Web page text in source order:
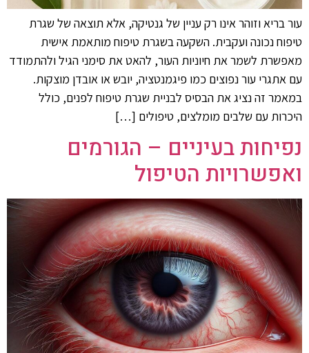
עור בריא וזוהר אינו רק עניין של גנטיקה, אלא תוצאה של שגרת
טיפוח נכונה ועקבית. השקעה בשגרת טיפוח מותאמת אישית
מאפשרת לשמר את חיוניות העור, להאט את סימני הגיל ולהתמודד
עם אתגרי עור נפוצים כמו פיגמנטציה, יובש או אובדן מוצקות.
במאמר זה נציג את הבסיס לבניית שגרת טיפוח לפנים, כולל
היכרות עם שלבים מומלצים, טיפולים […]
נפיחות בעיניים – הגורמים
ואפשרויות הטיפול